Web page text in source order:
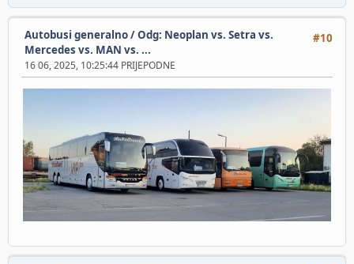
#10
Autobusi generalno/Odg: Neoplan vs. Setra vs.
Mercedes vs. MAN vs. ...
16 06, 2025, 10:25:44 PRIJEPODNE